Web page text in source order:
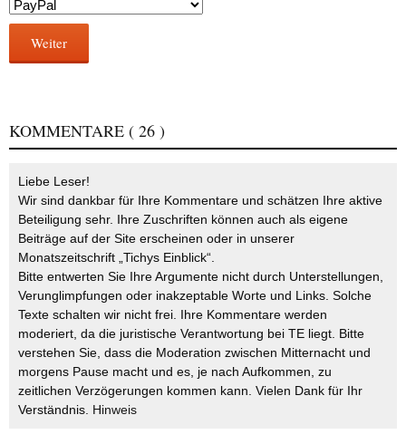
Weiter
KOMMENTARE ( 26 )
Liebe Leser!
Wir sind dankbar für Ihre Kommentare und schätzen Ihre aktive
Beteiligung sehr. Ihre Zuschriften können auch als eigene
Beiträge auf der Site erscheinen oder in unserer
Monatszeitschrift „Tichys Einblick“.
Bitte entwerten Sie Ihre Argumente nicht durch Unterstellungen,
Verunglimpfungen oder inakzeptable Worte und Links. Solche
Texte schalten wir nicht frei. Ihre Kommentare werden
moderiert, da die juristische Verantwortung bei TE liegt. Bitte
verstehen Sie, dass die Moderation zwischen Mitternacht und
morgens Pause macht und es, je nach Aufkommen, zu
zeitlichen Verzögerungen kommen kann. Vielen Dank für Ihr
Verständnis. Hinweis